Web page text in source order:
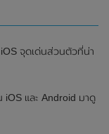
จุดเด่นส่วนตัวที่น่า
และ Android มาดู